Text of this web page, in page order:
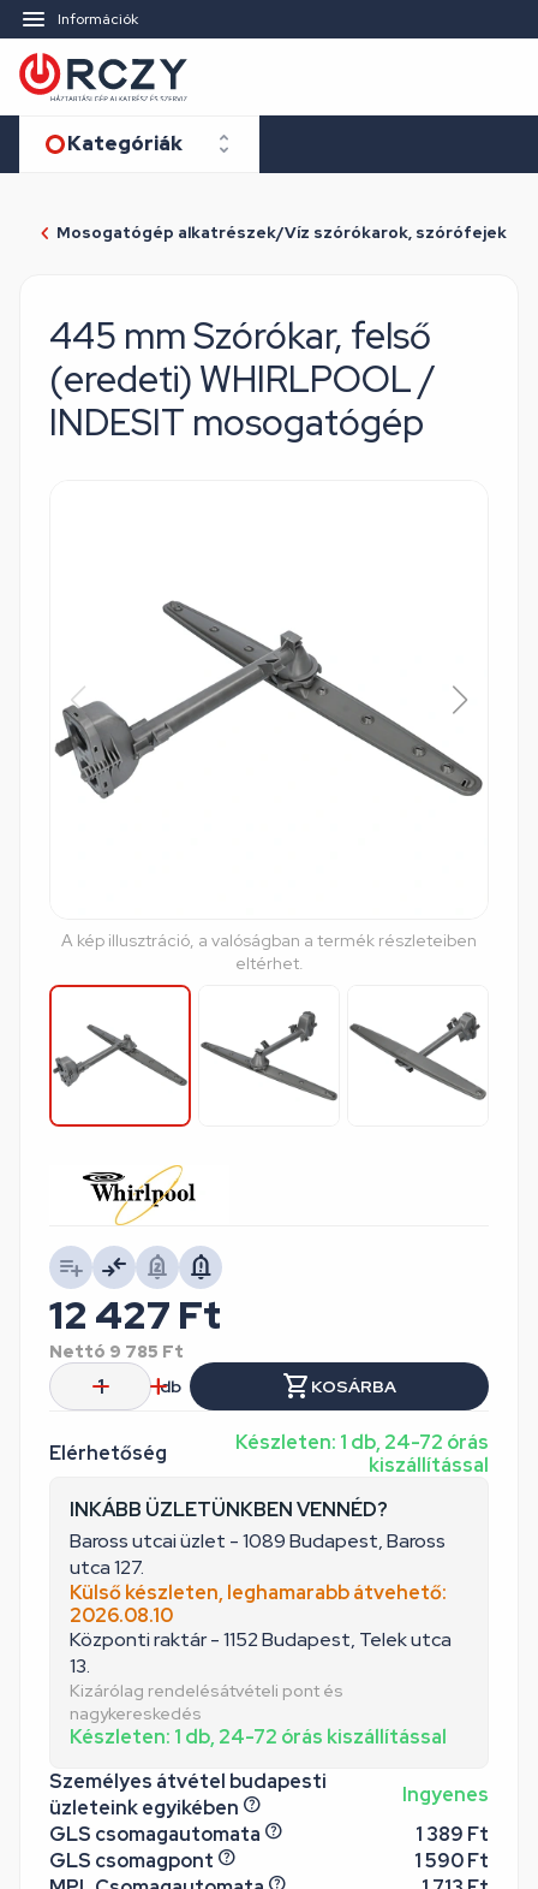
Információk
Kategóriák
Mosogatógép alkatrészek/Víz szórókarok, szórófejek
445 mm Szórókar, felső
(eredeti) WHIRLPOOL /
INDESIT mosogatógép
A kép illusztráció, a valóságban a termék részleteiben
eltérhet.
Elérhetőség
Készleten: 1 db, 24-72 órás
kiszállítással
INKÁBB ÜZLETÜNKBEN VENNÉD?
Baross utcai üzlet - 1089 Budapest, Baross
utca 127.
Külső készleten, leghamarabb átvehető:
2026.08.10
Központi raktár - 1152 Budapest, Telek utca
13.
Kizárólag rendelésátvételi pont és
nagykereskedés
Készleten: 1 db, 24-72 órás kiszállítással
Személyes átvétel budapesti
üzleteink egyikében
Ingyenes
GLS csomagautomata
1 389 Ft
GLS csomagpont
1 590 Ft
12 427 Ft
Nettó 9 785 Ft
db
KOSÁRBA